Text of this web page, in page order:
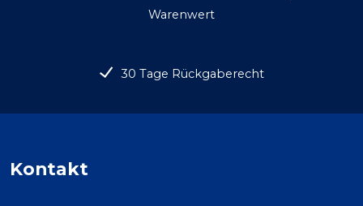
Warenwert
30 Tage Rückgaberecht
Kontakt